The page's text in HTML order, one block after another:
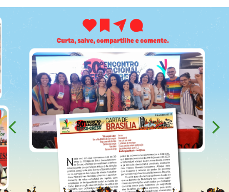
chevron_left chevron_right